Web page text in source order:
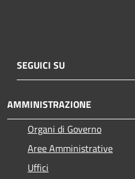
SEGUICI SU
AMMINISTRAZIONE
Organi di Governo
Aree Amministrative
Uffici